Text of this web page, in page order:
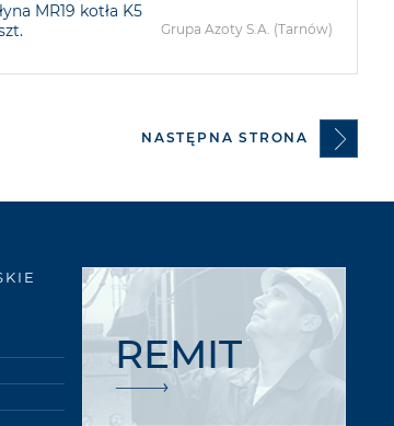
MR19 kotła K5
Grupa Azoty S.A. (Tarnów)
NASTĘPNA STRONA
REMIT